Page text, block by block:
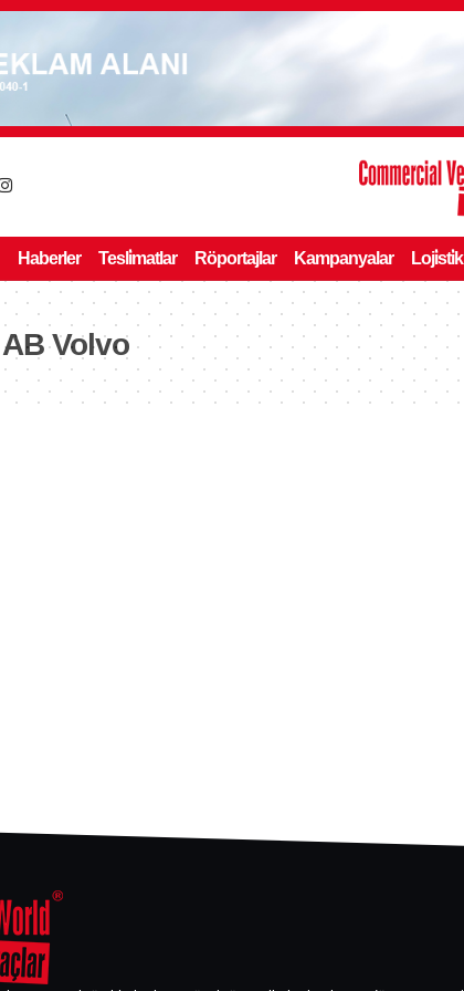
Haberler Tesli̇matlar Röportajlar Kampanyalar Loji̇sti̇k
AB Volvo